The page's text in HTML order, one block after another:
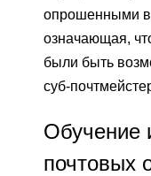
опрошенными в
означающая,
были быть
суб-
Обучение
почтовых